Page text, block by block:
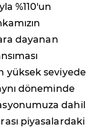
%110'un
dayanan
yüksek seviyede
döneminde
dahil
piyasalardaki